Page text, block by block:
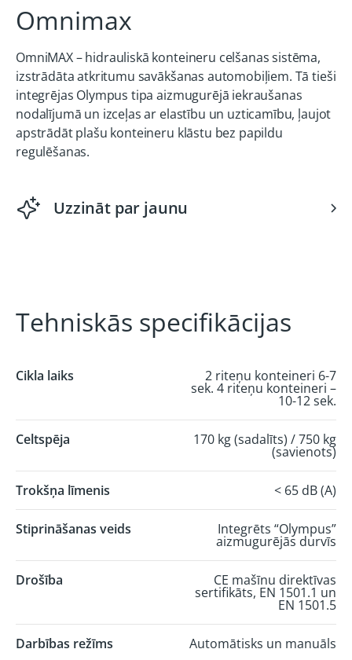
Omnimax
OmniMAX – hidrauliskā konteineru celšanas sistēma,
izstrādāta atkritumu savākšanas automobiļiem. Tā tieši
integrējas Olympus tipa aizmugurējā iekraušanas
nodalījumā un izceļas ar elastību un uzticamību, ļaujot
apstrādāt plašu konteineru klāstu bez papildu
regulēšanas.
Uzzināt par jaunu
Tehniskās specifikācijas
Cikla laiks 2 riteņu konteineri 6-7
sek. 4 riteņu konteineri –
10-12 sek.
Celtspēja 170 kg (sadalīts) / 750 kg
(savienots)
Trokšņa līmenis < 65 dB (A)
Stiprināšanas veids Integrēts “Olympus”
aizmugurējās durvīs
Drošība CE mašīnu direktīvas
sertifikāts, EN 1501.1 un
EN 1501.5
Darbības režīms Automātisks un manuāls